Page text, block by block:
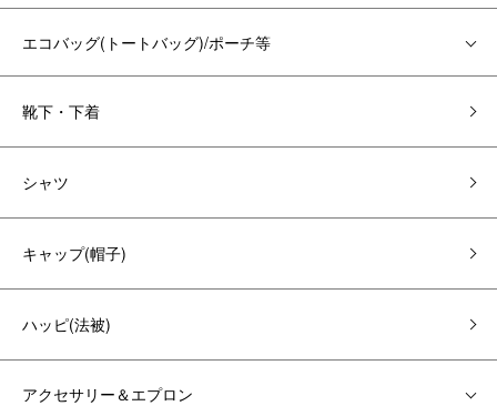
エコバッグ(トートバッグ)/ポーチ等
靴下・下着
シャツ
キャップ(帽子)
ハッピ(法被)
アクセサリー＆エプロン